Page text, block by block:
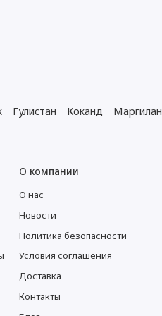
где каждая
Гулистан Коканд Маргилан
О компании
О нас
Новости
Политика безопасности
Условия соглашения
Доставка
Контакты